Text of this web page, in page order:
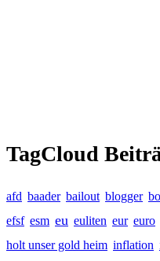
TagCloud
afd baader bailout blogger
efsf esm eu euliten eur euro
holt unser gold heim inflation